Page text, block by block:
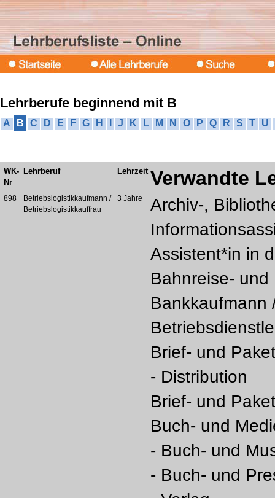
Lehrberufe beginnend mit B
A B C D E F G H J K L M N O P Q R S T U
WK-
Nr
Lehrberuf Lehrzeit Verwandte
898
Betriebslogistikkaufmann /
Betriebslogistikkauffrau
3 Jahre
Archiv-,
Assistent*in in
Bahnreise- und
Bankkaufmann
Brief- und
- Distribution
Brief- und
Buch- und
- Buch- und
- Buch- und